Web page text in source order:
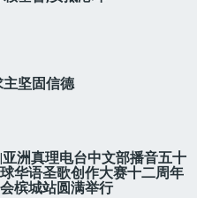
主坚固信德
|亚洲真理电台中文部播音五十
华语圣歌创作大赛十二周年
槟城站圆满举行